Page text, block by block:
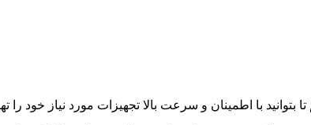
با اطمینان و سرعت بالا تجهیزات مورد نیاز خود را